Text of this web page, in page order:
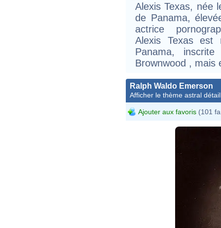
Alexis Texas, née
de Panama,
actrice
Alexis Texas est
Panama,
Brownwood , mais
Ralph Waldo Emerson
Afficher le thème astral
Ajouter aux favoris (101